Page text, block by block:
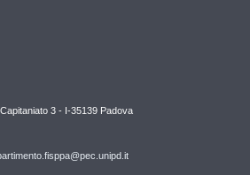
3 - I-35139 Padova